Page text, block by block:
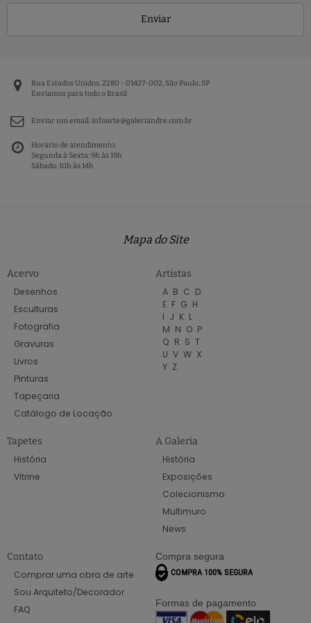
Enviar
Rua Estados Unidos, 2280 - 01427-002, São Paulo, SP
Enviamos para todo o Brasil
Enviar um email:infoarte@galeriandre.com.br
Horário de atendimento:
Segunda à Sexta: 9h às 19h
Sábado: 10h às 14h
Mapa do Site
Acervo
Desenhos
Esculturas
Fotografia
Gravuras
Livros
Pinturas
Tapeçaria
Catálogo de Locação
Artistas
A B C D
E F G H
I J K L
M N O P
Q R S T
U V W X
Y Z
Tapetes
História
Vitrine
A Galeria
História
Exposições
Colecionismo
Multimuro
News
Contato
Comprar uma obra de arte
Sou Arquiteto/Decorador
FAQ
Compra segura
Formas de pagamento